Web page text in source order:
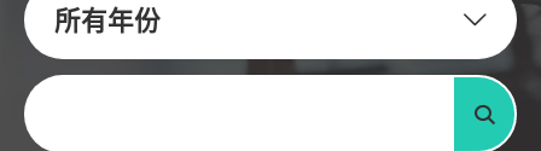
所有年份
關鍵字
搜尋